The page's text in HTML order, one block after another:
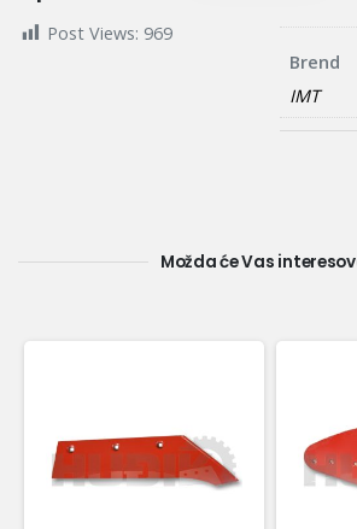
Post Views: 969
Brend
IMT
Možda će Vas